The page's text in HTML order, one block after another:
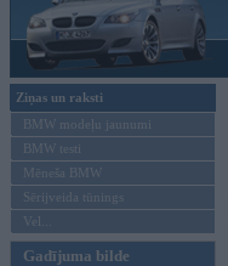
Ziņas un raksti
BMW modeļu jaunumi
BMW testi
Mēneša BMW
Sērijveida tūnings
Vel...
Gadījuma bilde